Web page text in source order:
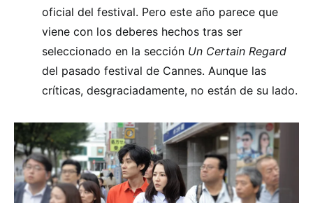
oficial del festival. Pero este año parece que
viene con los deberes hechos tras ser
seleccionado en la sección Un Certain Regard
del pasado festival de Cannes. Aunque las
críticas, desgraciadamente, no están de su lado.